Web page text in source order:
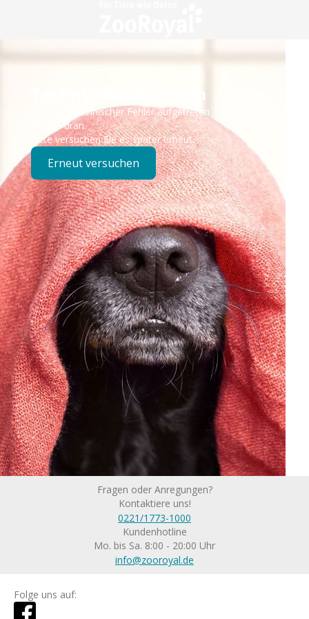
Technisches Problem
Es ist ein technischer Fehler aufgetreten – wir sind
bereits dran.
Bitte versuchen Sie es später erneut.
Erneut versuchen
Fragen oder Anregungen?
Kontaktiere uns!
0221/1773-1000
Kundenhotline
Mo. bis Sa. 8:00 - 20:00 Uhr
info@zooroyal.de
Folge uns auf: